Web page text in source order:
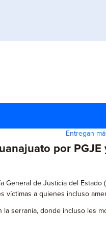
Entregan
por
de Justicia del Estado
a quienes incluso
serranía, donde incluso les